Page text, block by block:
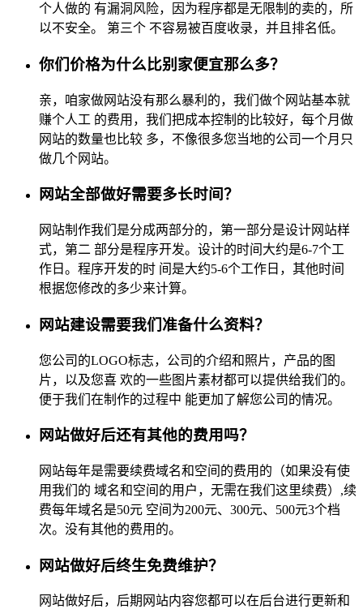
个人做的 有漏洞风险，因为程序都是无限制的卖的，所
以不安全。 第三个 不容易被百度收录，并且排名低。
你们价格为什么比别家便宜那么多？
亲，咱家做网站没有那么暴利的，我们做个网站基本就
赚个人工 的费用，我们把成本控制的比较好，每个月做
网站的数量也比较 多，不像很多您当地的公司一个月只
做几个网站。
网站全部做好需要多长时间？
网站制作我们是分成两部分的，第一部分是设计网站样
式，第二 部分是程序开发。设计的时间大约是6-7个工
作日。程序开发的时 间是大约5-6个工作日，其他时间
根据您修改的多少来计算。
网站建设需要我们准备什么资料？
您公司的LOGO标志，公司的介绍和照片，产品的图
片，以及您喜 欢的一些图片素材都可以提供给我们的。
便于我们在制作的过程中 能更加了解您公司的情况。
网站做好后还有其他的费用吗？
网站每年是需要续费域名和空间的费用的（如果没有使
用我们的 域名和空间的用户，无需在我们这里续费）,续
费每年域名是50元 空间为200元、300元、500元3个档
次。没有其他的费用的。
网站做好后终生免费维护？
网站做好后，后期网站内容您都可以在后台进行更新和